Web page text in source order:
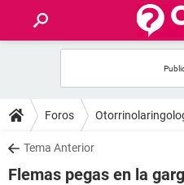
FOROS
SALUD
Foros
Tema Anterior
Flemas pegas en la